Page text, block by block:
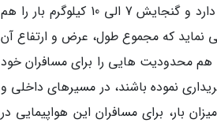
خلبانی هم می شناسند. این چمدان معمولاً ارتفاعی برابر با 53 تا 56 سانتی متر دارد و گنجایش 7 الی 10 کیلوگرم بار را هم
نماید که مجموع طول، عرض و ارتفاع آن
از 115 سانتی متر تجاوز نکند. البته بعضی از ایرلاین ها برای حمل چمدان Carry on هم محدودیت هایی را برای مسافران خود
نموده باشند، در مسیرهای داخلی و
که این میزان بار، برای مسافران این هواپیمایی در